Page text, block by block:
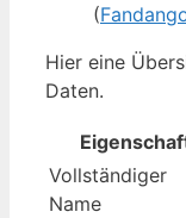
(
Hier eine
Daten.
Vollständiger
Name